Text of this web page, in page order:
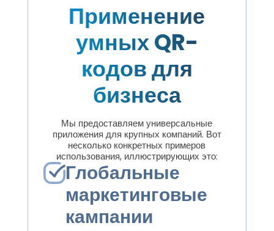
Применение
умных QR-
кодов для
бизнеса
Мы предоставляем универсальные
приложения для крупных компаний. Вот
несколько конкретных примеров
использования, иллюстрирующих это:
Глобальные
маркетинговые
кампании